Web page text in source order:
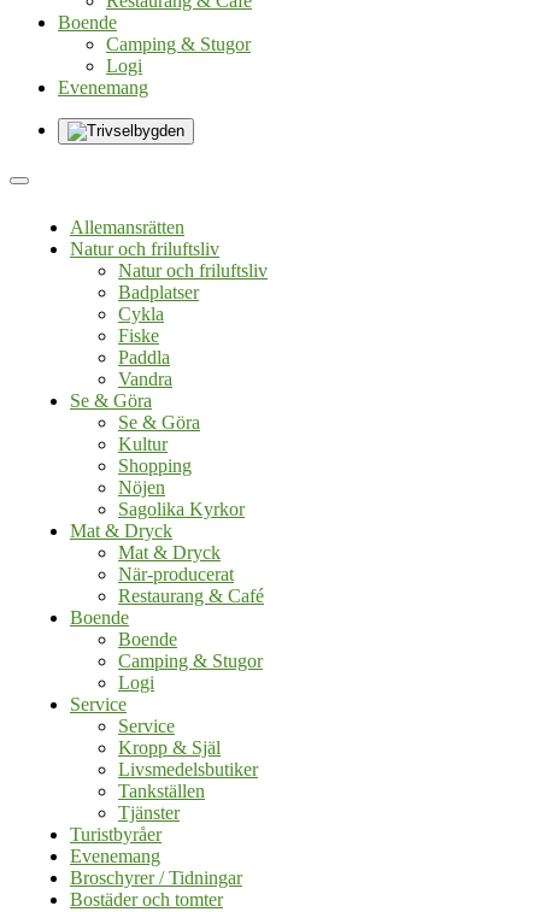
Boende
Camping & Stugor
Logi
Evenemang
Allemansrätten
Natur och friluftsliv
Natur och friluftsliv
Badplatser
Cykla
Fiske
Paddla
Vandra
Se & Göra
Se & Göra
Kultur
Shopping
Nöjen
Sagolika Kyrkor
Mat & Dryck
Mat & Dryck
När-producerat
Restaurang & Café
Boende
Boende
Camping & Stugor
Logi
Service
Service
Kropp & Själ
Livsmedelsbutiker
Tankställen
Tjänster
Turistbyråer
Evenemang
Broschyrer / Tidningar
Bostäder och tomter